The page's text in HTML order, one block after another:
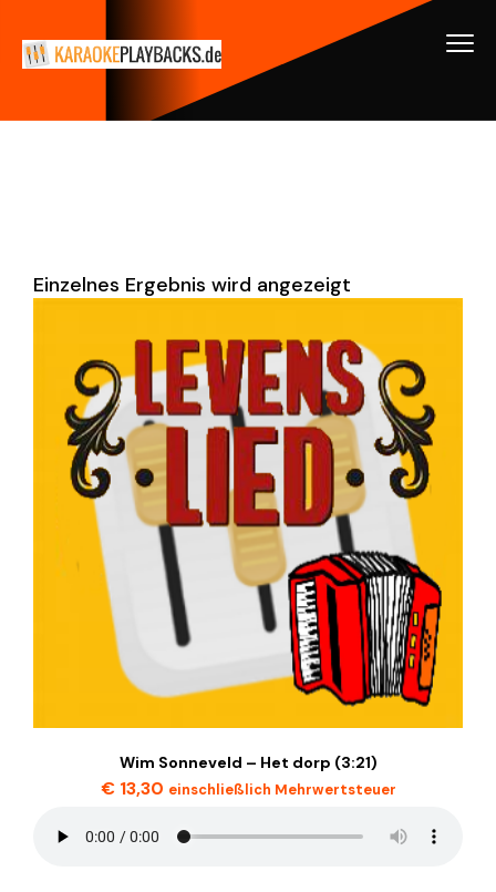
Einzelnes Ergebnis wird angezeigt
Wim Sonneveld – Het dorp (3:21)
€13,30 einschließlich Mehrwertsteuer